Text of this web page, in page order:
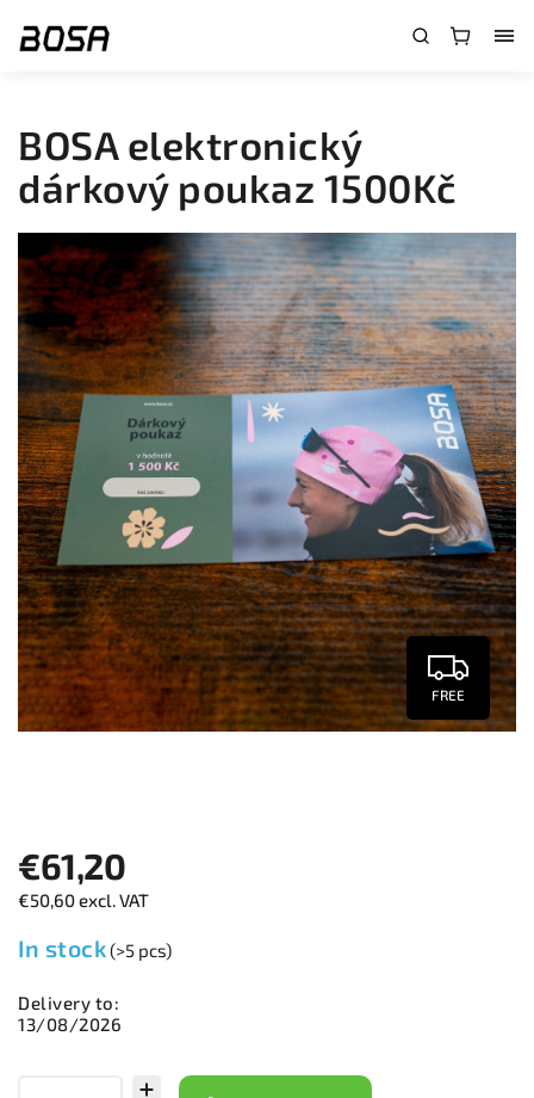
BOSA elektronický
dárkový poukaz 1500Kč
FREE
€61,20
€50,60 excl. VAT
In stock(>5 pcs)
Delivery to:
13/08/2026